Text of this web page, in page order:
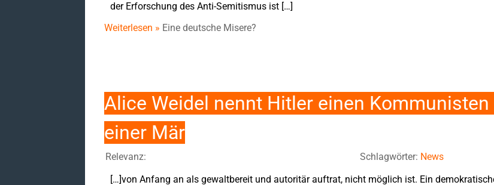
der Erforschung des Anti-Semitismus ist […]
Weiterlesen » Eine deutsche Misere?
Alice Weidel nennt Hitler einen
einer Mär
Relevanz: Schlagwörter: News
[…]von Anfang an als gewaltbereit und autoritär auftrat, nicht möglich ist. Ein